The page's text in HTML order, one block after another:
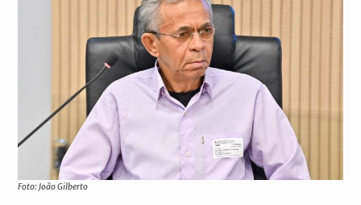
Foto: João Gilberto